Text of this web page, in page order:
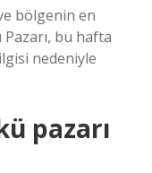
bölgenin en
bu hafta
nedeniyle
pazarı